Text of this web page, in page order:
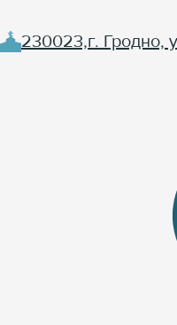
230023,г. Гродно,